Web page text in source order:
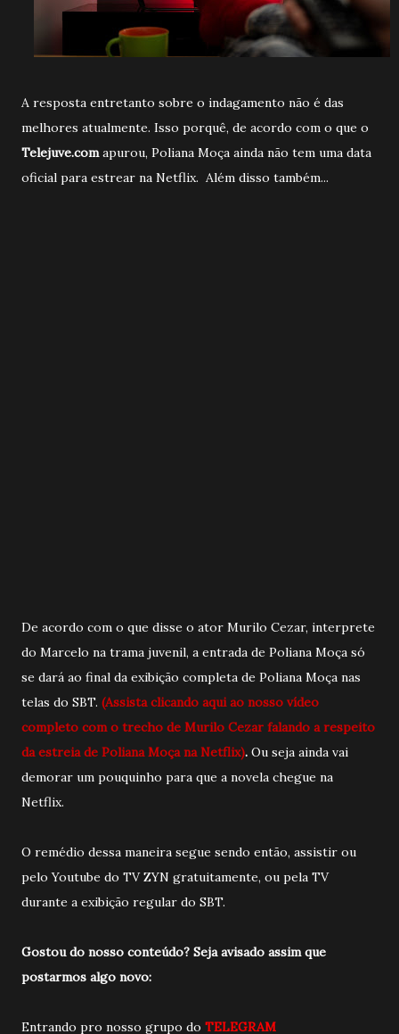
A resposta entretanto sobre o indagamento não é das
melhores atualmente. Isso porquê, de acordo com o que o
Telejuve.com apurou, Poliana Moça ainda não tem uma data
oficial para estrear na Netflix. Além disso também...
De acordo com o que disse o ator Murilo Cezar, interprete
do Marcelo na trama juvenil, a entrada de Poliana Moça só
se dará ao final da exibição completa de Poliana Moça nas
telas do SBT. (Assista clicando aqui ao nosso vídeo
completo com o trecho de Murilo Cezar falando a respeito
da estreia de Poliana Moça na Netflix). Ou seja ainda vai
demorar um pouquinho para que a novela chegue na
Netflix.
O remédio dessa maneira segue sendo então, assistir ou
pelo Youtube do TV ZYN gratuitamente, ou pela TV
durante a exibição regular do SBT.
Gostou do nosso conteúdo? Seja avisado assim que
postarmos algo novo:
Entrando pro nosso grupo do TELEGRAM